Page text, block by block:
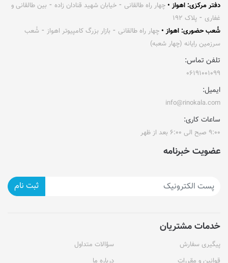
دفتر مرکزی: اهواز • چهار راه طالقانی ⁃ خیابان شهید قنادان زاده ⁃ بین طالقانی و
غفاری ⁃ پلاک ۱۹۲
شُعب حضوری: اهواز • چهار راه طالقانی ⁃ بازار بزرگ کامپیوتر اهواز ⁃ شُعب
سرزمین رایانه (چهار شعبه)
تلفن تماس:
۰۶۱۹۱۰۰۱۰۹۹
ایمیل:
info@rinokala.com
ساعات کاری:
۹:۰۰ صبح الی ۶:۰۰ بعد از ظهر
عضویت خبرنامه
ثبت نام
خدمات مشتریان
پیگیری سفارش
سؤالات متداول
قوانین و مقررات
درباره ما